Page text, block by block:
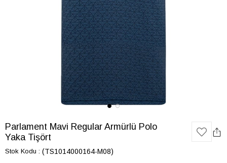
Parlament Mavi Regular Armürlü Polo
Yaka Tişört
Stok Kodu (TS1014000164-M08)